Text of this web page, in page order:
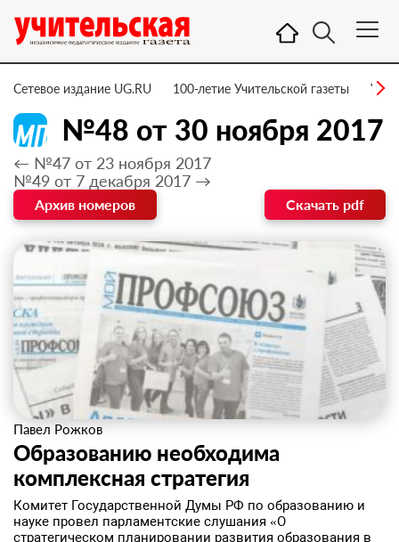
Сетевое издание UG.RU 100-летие Учительской газеты УГ –
№48 от 30 ноября 2017
← №47 от 23 ноября 2017
№49 от 7 декабря 2017 →
Архив номеров Скачать pdf
Павел Рожков
​Образованию необходима
комплексная стратегия
Комитет Государственной Думы РФ по образованию и
науке провел парламентские слушания «О
стратегическом планировании развития образования в